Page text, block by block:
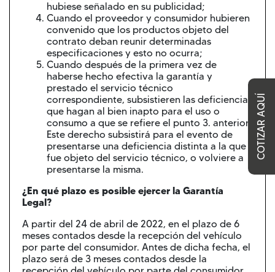
COTIZAR AQUÍ
hubiese señalado en su publicidad;
Cuando el proveedor y consumidor hubieren
convenido que los productos objeto del
contrato deban reunir determinadas
especificaciones y esto no ocurra;
Cuando después de la primera vez de
haberse hecho efectiva la garantía y
prestado el servicio técnico
correspondiente, subsistieren las deficiencias
que hagan al bien inapto para el uso o
consumo a que se refiere el punto 3. anterior.
Este derecho subsistirá para el evento de
presentarse una deficiencia distinta a la que
fue objeto del servicio técnico, o volviere a
presentarse la misma.
¿En qué plazo es posible ejercer la Garantía
Legal?
A partir del 24 de abril de 2022, en el plazo de 6
meses contados desde la recepción del vehículo
por parte del consumidor. Antes de dicha fecha, el
plazo será de 3 meses contados desde la